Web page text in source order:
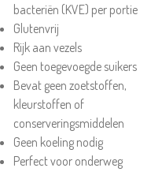
bacteriën (KVE) per portie
Glutenvrij
Rijk aan vezels
Geen toegevoegde suikers
Bevat geen zoetstoffen,
kleurstoffen of
conserveringsmiddelen
Geen koeling nodig
Perfect voor onderweg